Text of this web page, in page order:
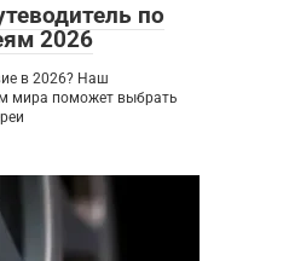
по
2026
в 2026? Наш
мира поможет выбрать